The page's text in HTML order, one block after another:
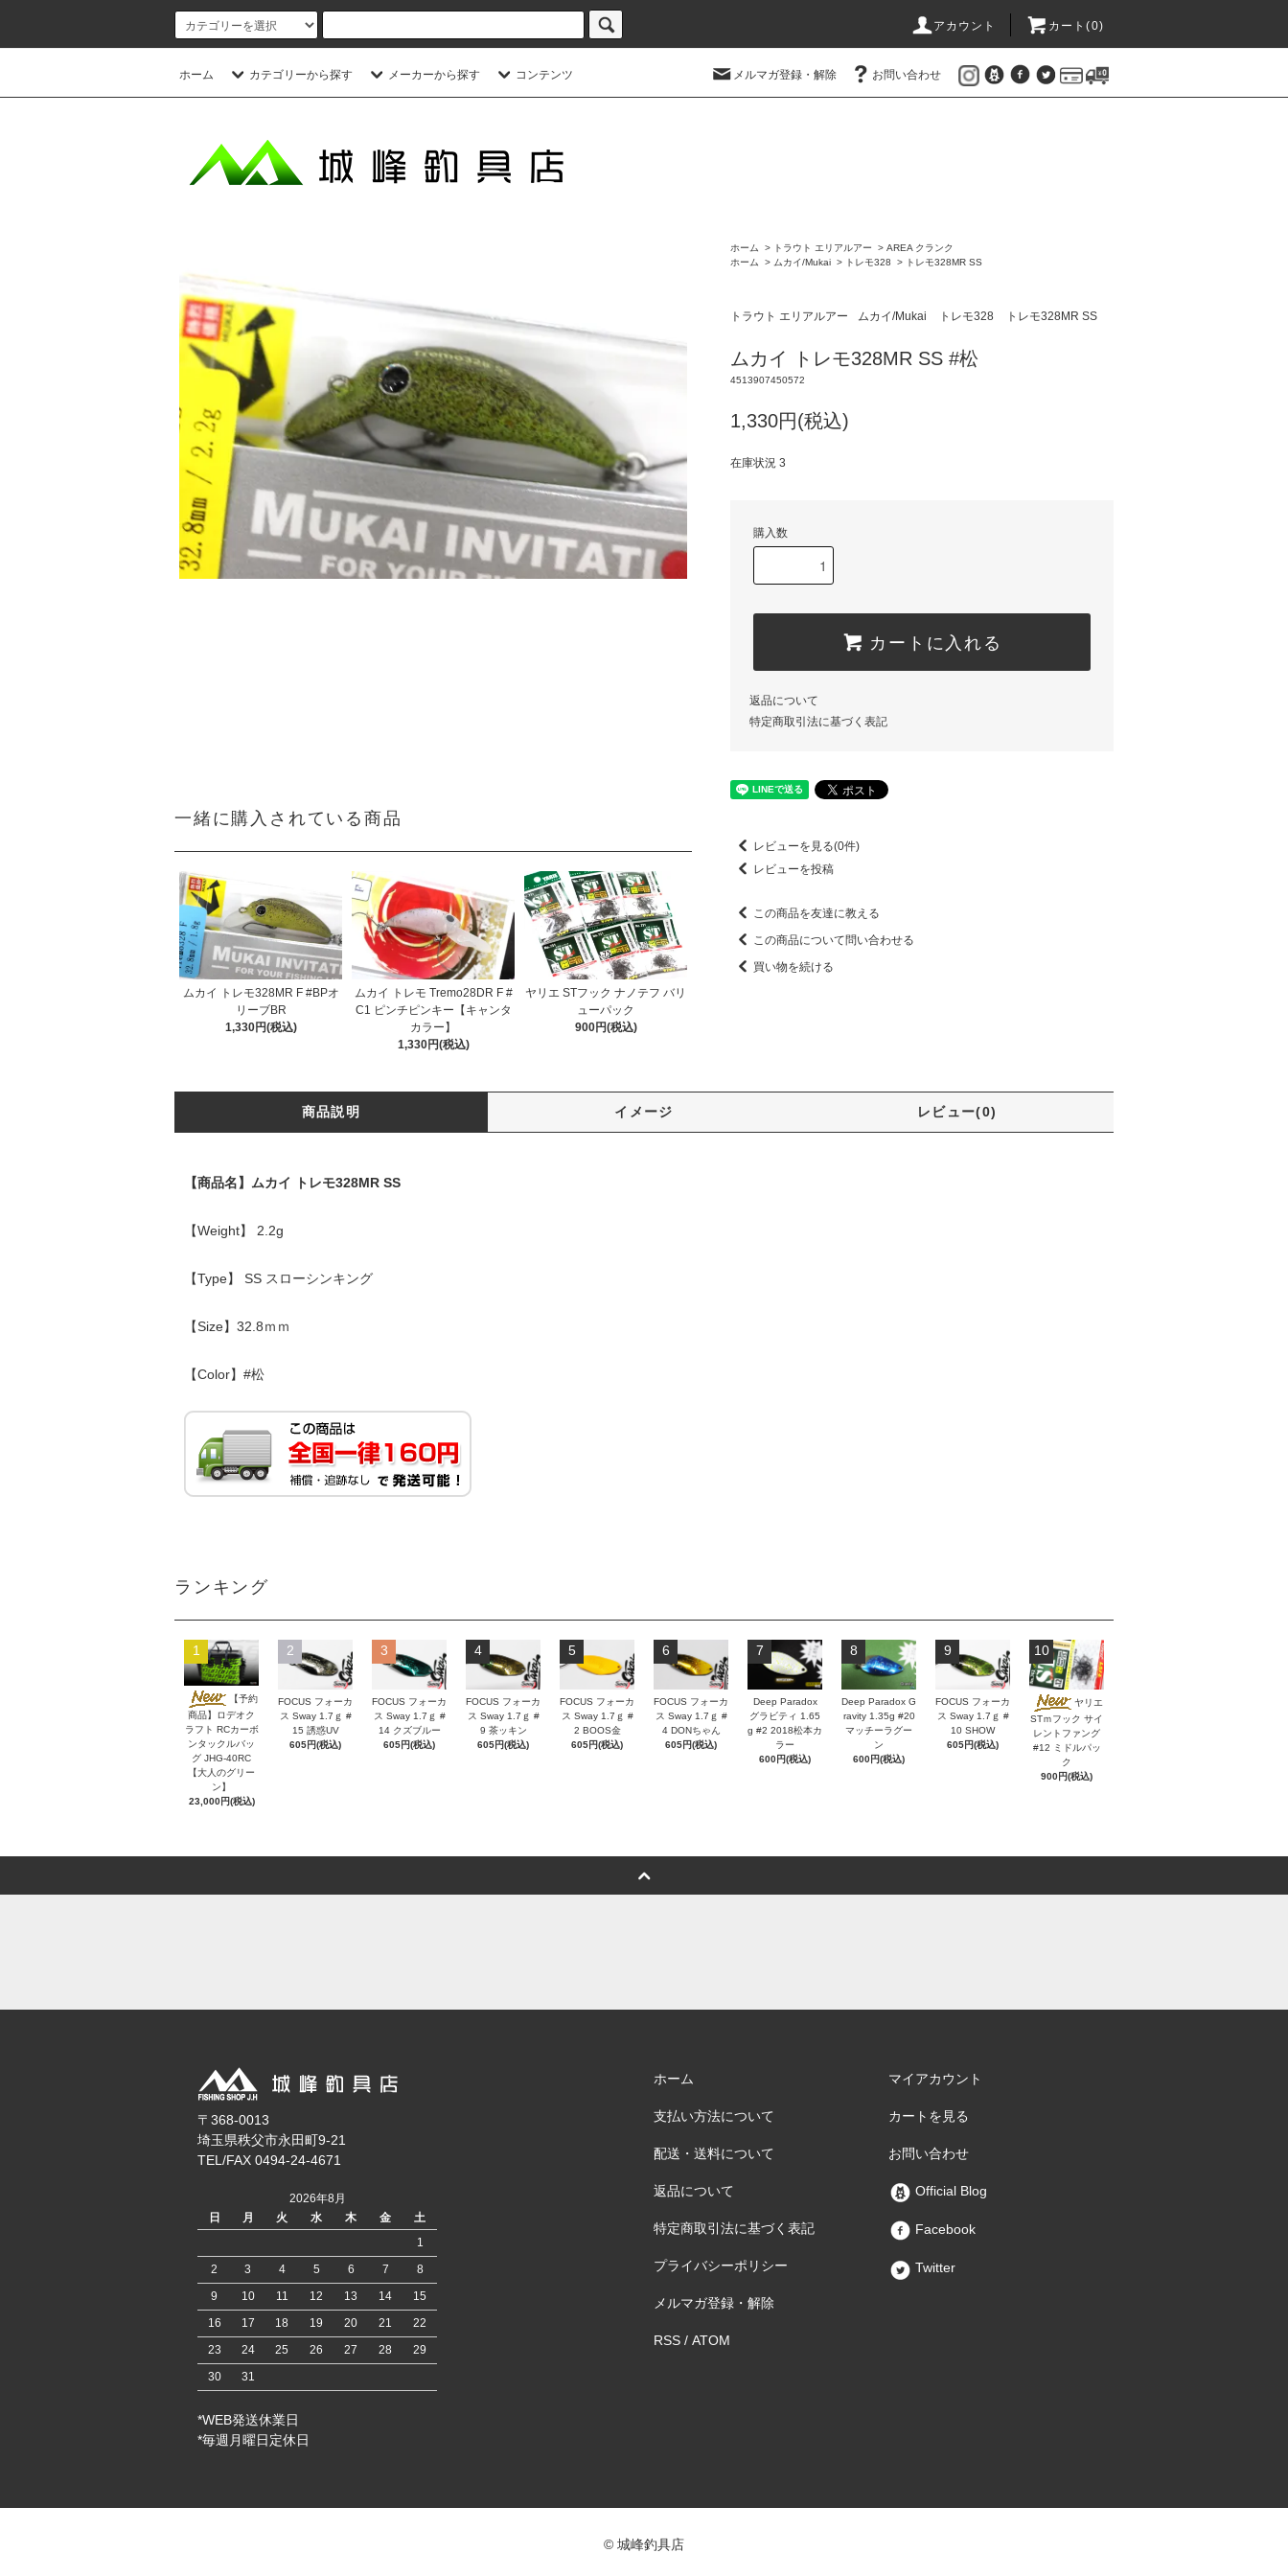
アカウント カート(0)
ホーム カテゴリーから探す メーカーから探す コンテンツ メルマガ登録・解除 お問い合わせ
一緒に購入されている商品
ムカイ トレモ328MR F #BPオ
リーブBR
1,330円(税込)
ムカイ トレモ Tremo28DR F #
C1 ピンチピンキー【キャンタ
カラー】
1,330円(税込)
ヤリエ STフック ナノテフ バリ
ューパック
900円(税込)
ホーム > トラウト エリアルアー > AREA クランク
ホーム
> ムカイ/Mukai > トレモ328 > トレモ328MR SS
トラウト エリアルアー ムカイ/Mukai トレモ328 トレモ328MR SS
ムカイ トレモ328MR SS #松
4513907450572
1,330円(税込)
在庫状況 3
購入数
カートに入れる
返品について
特定商取引法に基づく表記
レビューを見る(0件)
レビューを投稿
この商品を友達に教える
この商品について問い合わせる
買い物を続ける
商品説明 イメージ レビュー(0)
【商品名】ムカイ トレモ328MR SS
【Weight】 2.2g
【Type】 SS スローシンキング
【Size】32.8ｍｍ
【Color】#松
ランキング
1
【予約
商品】ロデオク
ラフト RCカーボ
ンタックルバッ
グ JHG-40RC
【大人のグリー
ン】
23,000円(税込)
2
FOCUS フォーカ
ス Sway 1.7ｇ #
15 誘惑UV
605円(税込)
3
FOCUS フォーカ
ス Sway 1.7ｇ #
14 クズブルー
605円(税込)
4
FOCUS フォーカ
ス Sway 1.7ｇ #
9 茶ッキン
605円(税込)
5
FOCUS フォーカ
ス Sway 1.7ｇ #
2 BOOS金
605円(税込)
6
FOCUS フォーカ
ス Sway 1.7ｇ #
4 DONちゃん
605円(税込)
7
Deep Paradox
グラビティ 1.65
g #2 2018松本カ
ラー
600円(税込)
8
Deep Paradox G
ravity 1.35g #20
マッチーラグー
ン
600円(税込)
9
FOCUS フォーカ
ス Sway 1.7ｇ #
10 SHOW
605円(税込)
10
ヤリエ
STｍフック サイ
レントファング
#12 ミドルパッ
ク
900円(税込)
〒368-0013
埼玉県秩父市永田町9-21
TEL/FAX 0494-24-4671
2026年8月
日
月 火 水 木 金
土
1
2
3 4 5 6 7
8
9
10 11 12 13 14
15
16
17 18 19 20 21
22
23
24 25 26 27 28
29
30
31
*WEB発送休業日
*毎週月曜日定休日
ホーム
支払い方法について
配送・送料について
返品について
特定商取引法に基づく表記
プライバシーポリシー
メルマガ登録・解除
RSS/ ATOM
マイアカウント
カートを見る
お問い合わせ
Official Blog
Facebook
Twitter
© 城峰釣具店